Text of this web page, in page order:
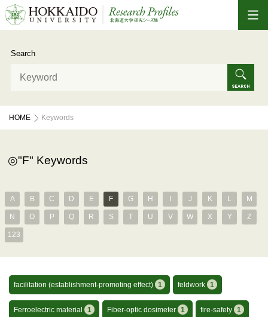
Search
HOME Keywords
"F" Keywords
A B C D E F G H J K L M
N O P Q R S T U V W X Y Z
123
facilitation (establishment-promoting effect) 1 feldwork 1
Ferroelectric material 1 Fiber-optic dosimeter 1 fire-safety 1